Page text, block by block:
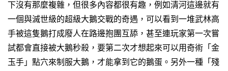
下沒有那麼複雜，但很多內容都很有趣， 例如清河這邊就有
一個與滅世級的超級大鵝交戰的奇遇，可以看到一堆武林高
手被這隻鵝打成廢人在路邊抱團互舔，甚至連玩家第一次嘗
試都會直接被大鵝秒殺， 要第二次才想起來可以用奇術「金
玉手」點穴來制服大鵝，才能拿到它的鵝蛋。 另外一種「殘